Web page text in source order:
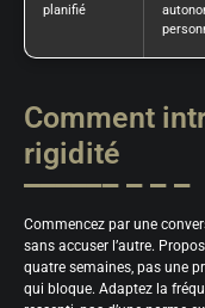
planifié
Comment
rigidité
Commencez par une
sans accuser l’autre.
quatre semaines, pas une
qui bloque. Adaptez la